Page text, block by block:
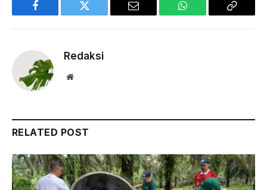
Facebook Twitter Email WhatsApp Copy
Redaksi
Website
RELATED POST